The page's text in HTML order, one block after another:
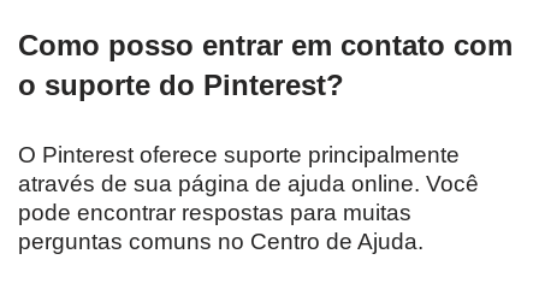
Como posso entrar em contato com
o suporte do Pinterest?
O Pinterest oferece suporte principalmente
através de sua página de ajuda online. Você
pode encontrar respostas para muitas
perguntas comuns no Centro de Ajuda.